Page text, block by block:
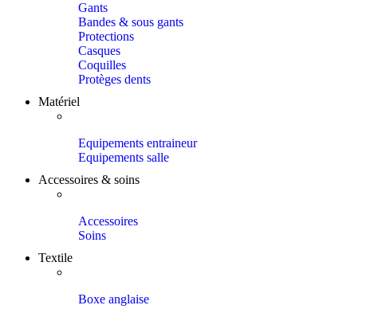
Gants
Bandes & sous gants
Protections
Casques
Coquilles
Protèges dents
Matériel
Equipements entraineur
Equipements salle
Accessoires & soins
Accessoires
Soins
Textile
Boxe anglaise